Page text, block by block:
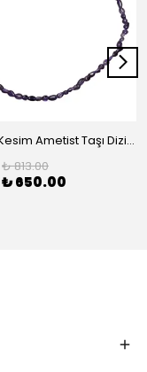
Amorf Kesim Ametist Taşı Dizi Kolye
₺ 813.00
₺ 650.00